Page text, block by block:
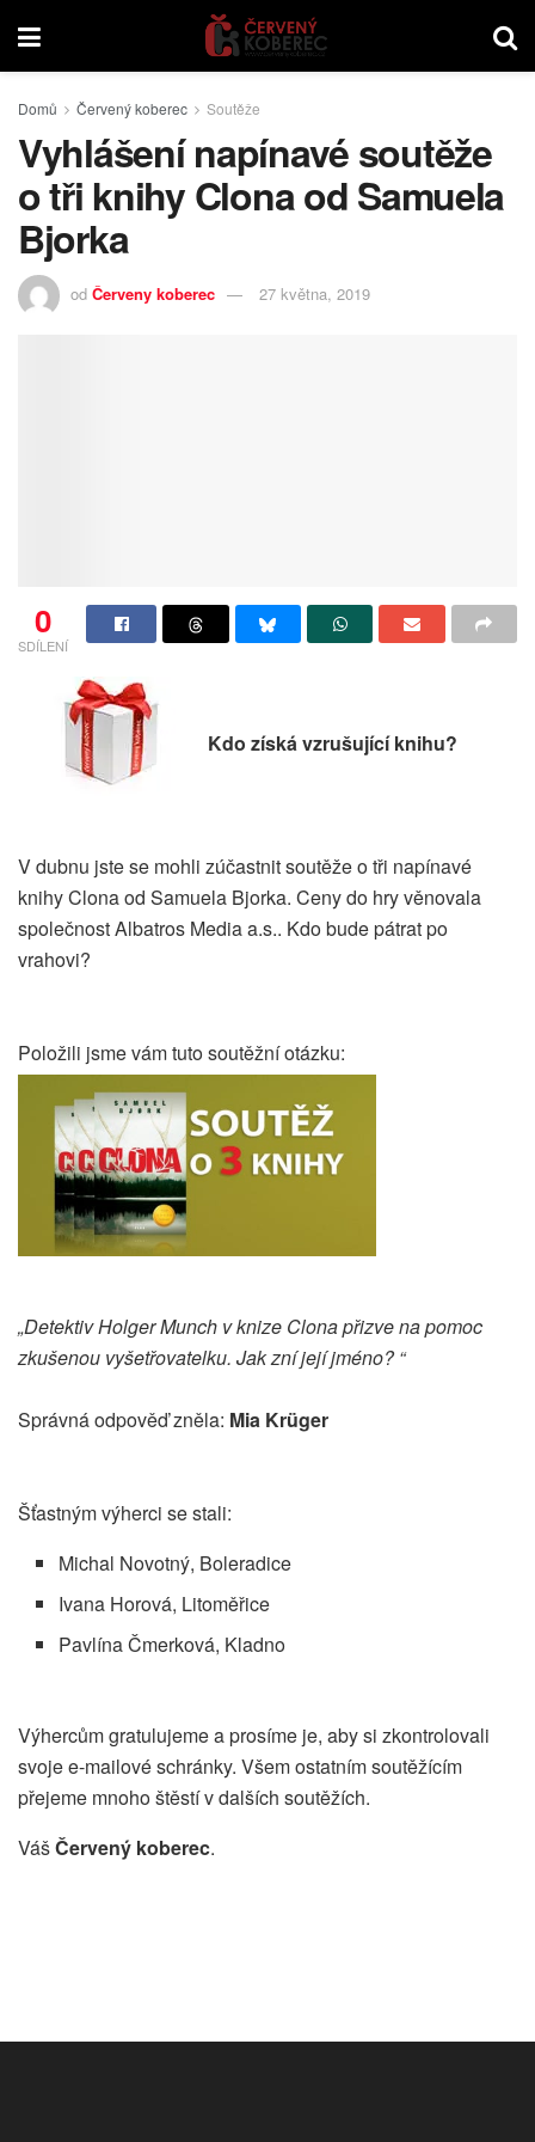
Domů Červený koberec Soutěže
Vyhlášení napínavé soutěže
o tři knihy Clona od Samuela
Bjorka
od Červeny koberec 27 května, 2019
0
SDÍLENÍ
Kdo získá vzrušující knihu?
V dubnu jste se mohli zúčastnit soutěže o tři napínavé
knihy Clona od Samuela Bjorka. Ceny do hry věnovala
společnost Albatros Media a.s.. Kdo bude pátrat po
vrahovi?
Položili jsme vám tuto soutěžní otázku:
„Detektiv Holger Munch v knize Clona přizve na pomoc
zkušenou vyšetřovatelku. Jak zní její jméno? “
Správná odpověď zněla: Mia Krüger
Šťastným výherci se stali:
Michal Novotný, Boleradice
Ivana Horová, Litoměřice
Pavlína Čmerková, Kladno
Výhercům gratulujeme a prosíme je, aby si zkontrolovali
svoje e-mailové schránky. Všem ostatním soutěžícím
přejeme mnoho štěstí v dalších soutěžích.
VášČervený koberec.